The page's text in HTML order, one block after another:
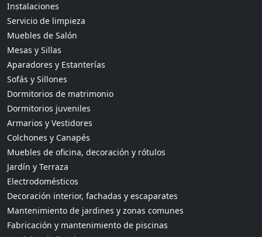
Instalaciones
Servicio de limpieza
Muebles de Salón
Mesas y Sillas
Aparadores y Estanterías
Sofás y Sillones
Dormitorios de matrimonio
Dormitorios juveniles
Armarios y Vestidores
Colchones y Canapés
Muebles de oficina, decoración y rótulos
Jardín y Terraza
Electrodomésticos
Decoración interior, fachadas y escaparates
Mantenimiento de jardines y zonas comunes
Fabricación y mantenimiento de piscinas